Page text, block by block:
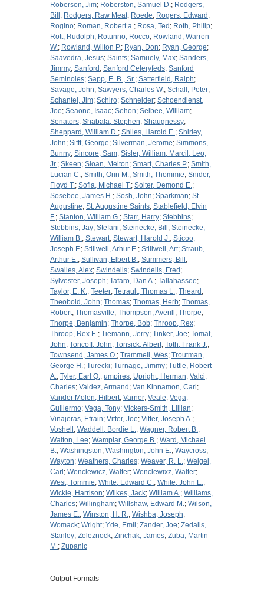
Roberson, Jim; Roberston, Samuel D.; Rodgers,
Bill ; Rodgers, Raw Meat; Roede; Rogers, Edward ;
Rogino; Roman, Robert a.; Rosa, Ted ; Roth, Philip;
Rott, Rudolph; Rotunno, Rocco; Rowland, Warren
W.; Rowland, Wilton P.; Ryan, Don; Ryan, George;
Saavedra, Jesus; Saints; Samuely, Max; Sanders,
Jimmy; Sanford ; Sanford Celeryfeds; Sanford
Seminoles; Sapp, E. B., Sr.; Satterfield, Ralph;
Savage, John; Sawyers, Charles W.; Schall, Peter;
Schantel, Jim; Schiro; Schneider; Schoendienst,
Joe; Seaone, Isaac; Sehon; Selbee, William;
Senators; Shabala, Stephen; Shaugnessy;
Sheppard, William D.; Shiles, Harold E.; Shirley,
John; Sifft, George; Silverman, Jerome; Simmons,
Bunny; Sincore, Sam; Sisler, William, Marcil, Leo,
Jr.; Skeen; Sloan, Melton; Smart, Charles P.; Smith,
Lucian C.; Smith, Orin M.; Smith, Thommie; Snider,
Floyd T.; Sofia, Michael T.; Solter, Demond E.;
Sosebee, James H.; Sosh, John; Sparkman; St.
Augustine; St. Augustine Saints; Stablefield, Elvin
F.; Stanton, William G.; Starr, Harry; Stebbins;
Stebbins, Jay; Stefani; Steinecke, Bill ; Steinecke,
William B.; Stewart; Stewart, Harold J.; Sticoo,
Joseph F.; Stillwell, Arhur E.; Stillwell, Art; Straub,
Arthur E.; Sullivan, Elbert B.; Summers, Bill ;
Swailes, Alex; Swindells; Swindells, Fred ;
Sylvester, Joseph; Tafaro, Dan A.; Tallahassee;
Taylor, E. K.; Teeter; Tetrault, Thomas L.; Theard ;
Theobold, John; Thomas; Thomas, Herb; Thomas,
Robert; Thomasville; Thompson, Averill ; Thorpe;
Thorpe, Benjamin; Thorpe, Bob; Throop, Rex;
Throop, Rex E.; Tiemann, Jerry; Tinker, Joe; Tomat,
John; Toncoff, John; Tonsick, Albert; Toth, Frank J.;
Townsend, James O.; Trammell, Wes; Troutman,
George H.; Turecki; Turnage, Jimmy; Tuttle, Robert
A.; Tyler, Earl Q.; umpires; Upright, Herman; Valci,
Charles; Valdez, Armand ; Van Kinnamon, Carl ;
Vander Molen, Hilbert; Varner; Veale; Vega,
Guillermo; Vega, Tony; Vickers-Smith, Lillian;
Vinajeras, Efrain; Vitter, Joe; Vitter, Joseph A.;
Voshell ; Waddell, Bordie L.; Wagner, Robert B.;
Walton, Lee; Wamplar, George B.; Ward, Michael
B.; Washingston; Washington, John E.; Waycross;
Wayton; Weathers, Charles; Weaver, R. L.; Weigel,
Carl ; Wenclewicz, Walter; Wenclewixz, Walter;
West, Tommie; White, Edward C.; White, John E.;
Wickle, Harrison; Wilkes, Jack; William A.; Williams,
Charles; Willingham; Willshaw, Edward M.; Wilson,
James E.; Winston, H. R.; Wishba, Joseph;
Womack; Wright; Yde, Emil ; Zander, Joe; Zedalis,
Stanley; Zeleznock; Zinchak, James; Zuba, Martin
M.; Zupanic
Output Formats